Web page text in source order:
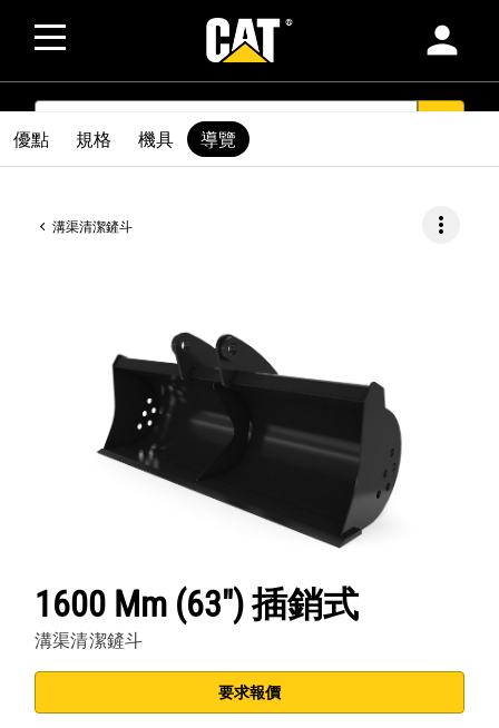
person
SEARCH
溝渠清潔鏟斗 more_vert
1600 Mm (63") 插銷式
溝渠清潔鏟斗
要求報價
優點 規格 機具 導覽